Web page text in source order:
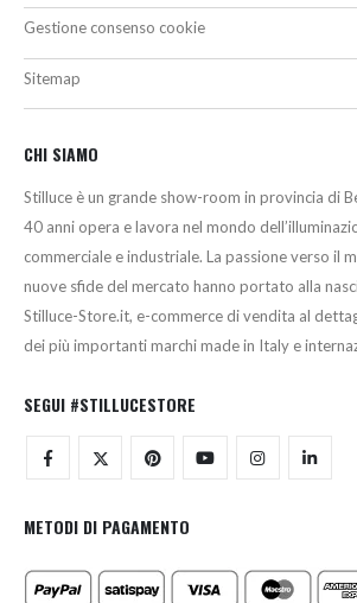
Gestione consenso cookie
Sitemap
CHI SIAMO
Stilluce è un grande show-room in provincia di
40 anni opera e lavora nel mondo
commerciale e industriale. La passione verso il
nuove sfide del mercato hanno portato alla
Stilluce-Store.it, e-commerce di vendita al
dei più importanti marchi made in Italy e
SEGUI #STILLUCESTORE
METODI DI PAGAMENTO